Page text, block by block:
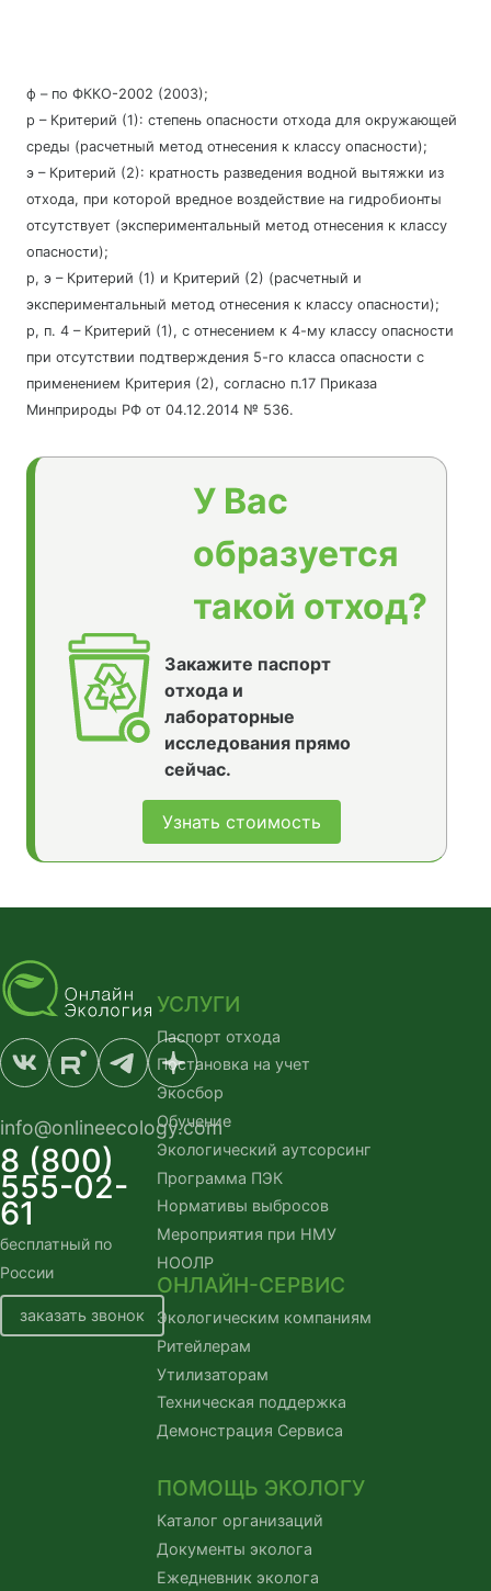
ф – по ФККО-2002 (2003);
р – Критерий (1): степень опасности отхода для окружающей
среды (расчетный метод отнесения к классу опасности);
э – Критерий (2): кратность разведения водной вытяжки из
отхода, при которой вредное воздействие на гидробионты
отсутствует (экспериментальный метод отнесения к классу
опасности);
р, э – Критерий (1) и Критерий (2) (расчетный и
экспериментальный метод отнесения к классу опасности);
р, п. 4 – Критерий (1), с отнесением к 4-му классу опасности
при отсутствии подтверждения 5-го класса опасности с
применением Критерия (2), согласно п.17 Приказа
Минприроды РФ от 04.12.2014 № 536.
У Вас
образуется
такой отход?
Закажите паспорт
отхода и
лабораторные
исследования прямо
сейчас.
Узнать стоимость
info@onlineecology.com
8 (800)
555-02-
61
бесплатный по
России
заказать звонок
УСЛУГИ
Паспорт отхода
Постановка на учет
Экосбор
Обучение
Экологический аутсорсинг
Программа ПЭК
Нормативы выбросов
Мероприятия при НМУ
НООЛР
ОНЛАЙН-СЕРВИС
Экологическим компаниям
Ритейлерам
Утилизаторам
Техническая поддержка
Демонстрация Сервиса
ПОМОЩЬ ЭКОЛОГУ
Каталог организаций
Документы эколога
Ежедневник эколога